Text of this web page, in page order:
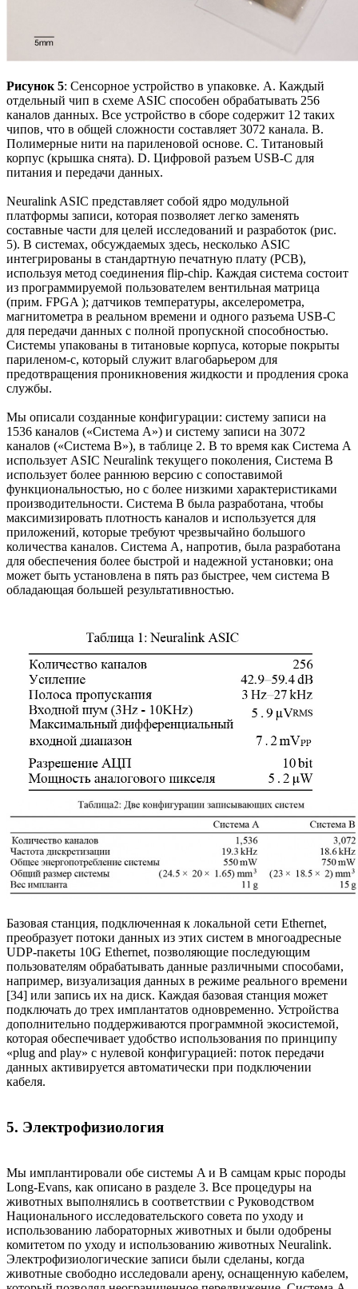
Рисунок 5: Сенсорное устройство в упаковке. А. Каждый
отдельный чип в схеме ASIC способен обрабатывать 256
каналов данных. Все устройство в сборе содержит 12 таких
чипов, что в общей сложности составляет 3072 канала. B.
Полимерные нити на париленовой основе. C. Титановый
корпус (крышка снята). D. Цифровой разъем USB-C для
питания и передачи данных.
Neuralink ASIC представляет собой ядро модульной
платформы записи, которая позволяет легко заменять
составные части для целей исследований и разработок (рис.
5). В системах, обсуждаемых здесь, несколько ASIC
интегрированы в стандартную печатную плату (PCB),
используя метод соединения flip-chip. Каждая система состоит
из программируемой пользователем вентильная матрица
(прим. FPGA ); датчиков температуры, акселерометра,
магнитометра в реальном времени и одного разъема USB-C
для передачи данных с полной пропускной способностью.
Системы упакованы в титановые корпуса, которые покрыты
париленом-c, который служит влагобарьером для
предотвращения проникновения жидкости и продления срока
службы.
Мы описали созданные конфигурации: систему записи на
1536 каналов («Система A») и систему записи на 3072
каналов («Система B»), в таблице 2. В то время как Система A
использует ASIC Neuralink текущего поколения, Система B
использует более раннюю версию с сопоставимой
функциональностью, но с более низкими характеристиками
производительности. Система B была разработана, чтобы
максимизировать плотность каналов и используется для
приложений, которые требуют чрезвычайно большого
количества каналов. Система A, напротив, была разработана
для обеспечения более быстрой и надежной установки; она
может быть установлена в пять раз быстрее, чем система B
обладающая большей результативностью.
Базовая станция, подключенная к локальной сети Ethernet,
преобразует потоки данных из этих систем в многоадресные
UDP-пакеты 10G Ethernet, позволяющие последующим
пользователям обрабатывать данные различными способами,
например, визуализация данных в режиме реального времени
[34] или запись их на диск. Каждая базовая станция может
подключать до трех имплантатов одновременно. Устройства
дополнительно поддерживаются программной экосистемой,
которая обеспечивает удобство использования по принципу
«plug and play» с нулевой конфигурацией: поток передачи
данных активируется автоматически при подключении
кабеля.
5. Электрофизиология
Мы имплантировали обе системы A и B самцам крыс породы
Long-Evans, как описано в разделе 3. Все процедуры на
животных выполнялись в соответствии с Руководством
Национального исследовательского совета по уходу и
использованию лабораторных животных и были одобрены
комитетом по уходу и использованию животных Neuralink.
Электрофизиологические записи были сделаны, когда
животные свободно исследовали арену, оснащенную кабелем,